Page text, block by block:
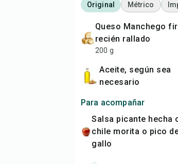
Original Métrico
queso Manchego firme,
recién rallado
200 g
Aceite, según sea
necesario
Para acompañar
Salsa picante hecha con
chile morita o pico
gallo